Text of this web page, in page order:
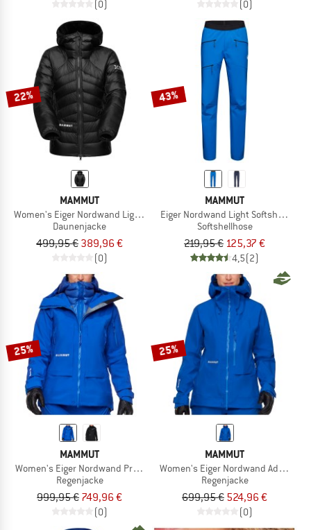
(0) (0)
22%
MAMMUT
Women's Eiger Nordwand Light Down IN Hooded
Daunenjacke
499,95 € 389,96 €
(0)
43%
MAMMUT
Eiger Nordwand Light Softshell
Softshellhose
219,95 € 125,37 €
4,5(2)
25%
MAMMUT
Women's Eiger Nordwand Pro Hardshell Hooded Jacket
Regenjacke
999,95 € 749,96 €
(0)
25%
MAMMUT
Women's Eiger Nordwand
Regenjacke
699,95 € 524,96 €
(0)